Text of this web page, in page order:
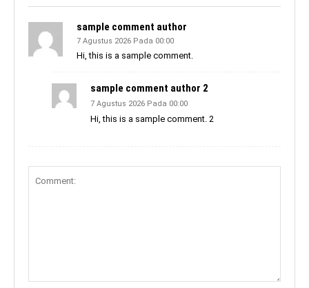
sample comment author
7 Agustus 2026 Pada 00:00
Hi, this is a sample comment.
sample comment author 2
7 Agustus 2026 Pada 00:00
Hi, this is a sample comment. 2